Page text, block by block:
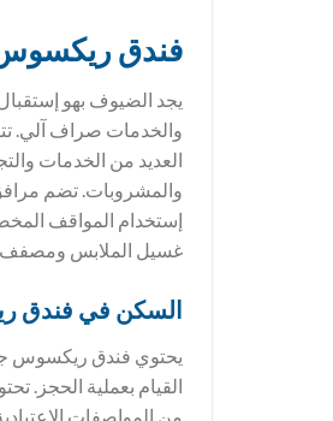
فندق ريكسوس
يجد الضيوف بهو
والخدمات صراف آلي.
العديد من الخدمات
والمشروبات. تضم
إستخدام المواقف
غسيل الملابس ومصفف
السكن في فندق
يحتوي فندق ريكسوس
القيام بعملية الحجز.
من المواصفات